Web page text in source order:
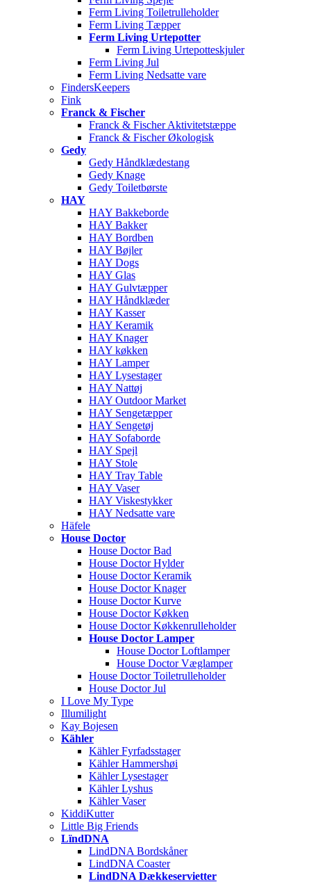
Ferm Living Toiletrulleholder
Ferm Living Tæpper
Ferm Living Urtepotter
Ferm Living Urtepotteskjuler
Ferm Living Jul
Ferm Living Nedsatte vare
FindersKeepers
Fink
Franck & Fischer
Franck & Fischer Aktivitetstæppe
Franck & Fischer Økologisk
Gedy
Gedy Håndklædestang
Gedy Knage
Gedy Toiletbørste
HAY
HAY Bakkeborde
HAY Bakker
HAY Bordben
HAY Bøjler
HAY Dogs
HAY Glas
HAY Gulvtæpper
HAY Håndklæder
HAY Kasser
HAY Keramik
HAY Knager
HAY køkken
HAY Lamper
HAY Lysestager
HAY Nattøj
HAY Outdoor Market
HAY Sengetæpper
HAY Sengetøj
HAY Sofaborde
HAY Spejl
HAY Stole
HAY Tray Table
HAY Vaser
HAY Viskestykker
HAY Nedsatte vare
Häfele
House Doctor
House Doctor Bad
House Doctor Hylder
House Doctor Keramik
House Doctor Knager
House Doctor Kurve
House Doctor Køkken
House Doctor Køkkenrulleholder
House Doctor Lamper
House Doctor Loftlamper
House Doctor Væglamper
House Doctor Toiletrulleholder
House Doctor Jul
I Love My Type
Illumilight
Kay Bojesen
Kähler
Kähler Fyrfadsstager
Kähler Hammershøi
Kähler Lysestager
Kähler Lyshus
Kähler Vaser
KiddiKutter
Little Big Friends
LïndDNA
LindDNA Bordskåner
LindDNA Coaster
LindDNA Dækkeservietter